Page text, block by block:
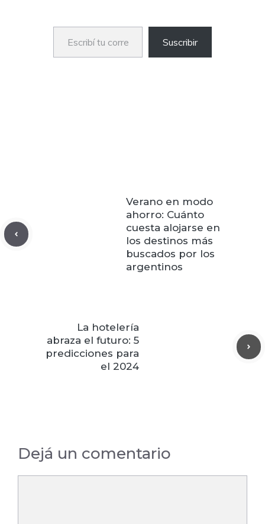
Escribí tu correo electrónico…
Suscribir
Verano en modo
ahorro: Cuánto
cuesta alojarse en
los destinos más
buscados por los
argentinos
La hotelería
abraza el futuro: 5
predicciones para
el 2024
Dejá un comentario